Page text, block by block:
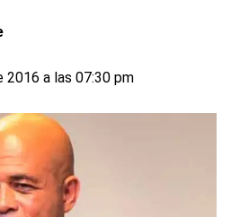
2016 a las 07:30 pm